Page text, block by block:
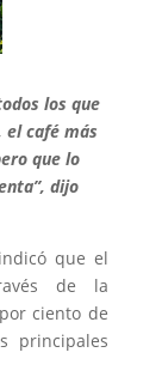
los que
el café más
que lo
dijo
que el
de la
ciento de
principales